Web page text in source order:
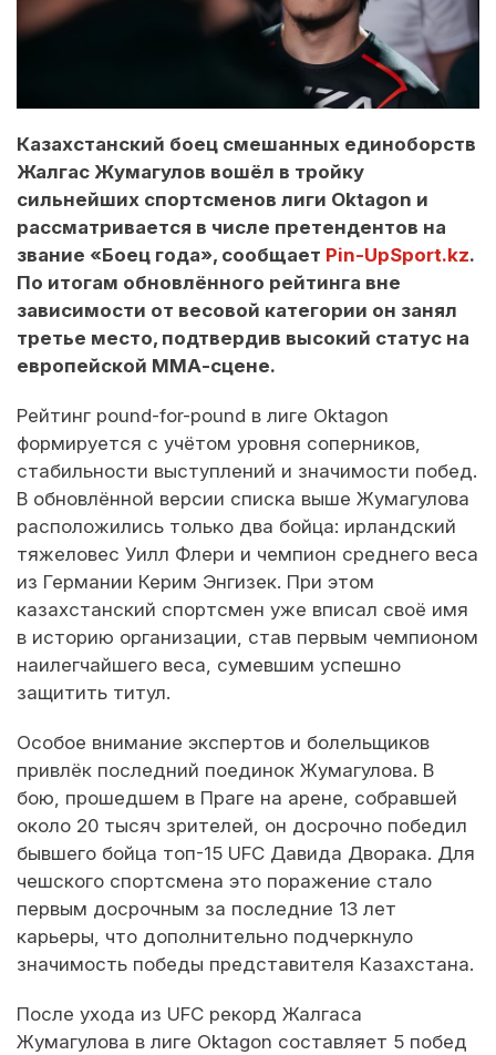
Казахстанский боец смешанных единоборств
Жалгас Жумагулов вошёл в тройку
сильнейших спортсменов лиги Oktagon и
рассматривается в числе претендентов на
звание «Боец года», сообщает Pin-UpSport.kz.
По итогам обновлённого рейтинга вне
зависимости от весовой категории он занял
третье место, подтвердив высокий статус на
европейской ММА-сцене.
Рейтинг pound-for-pound в лиге Oktagon
формируется с учётом уровня соперников,
стабильности выступлений и значимости побед.
В обновлённой версии списка выше Жумагулова
расположились только два бойца: ирландский
тяжеловес Уилл Флери и чемпион среднего веса
из Германии Керим Энгизек. При этом
казахстанский спортсмен уже вписал своё имя
в историю организации, став первым чемпионом
наилегчайшего веса, сумевшим успешно
защитить титул.
Особое внимание экспертов и болельщиков
привлёк последний поединок Жумагулова. В
бою, прошедшем в Праге на арене, собравшей
около 20 тысяч зрителей, он досрочно победил
бывшего бойца топ-15 UFC Давида Дворака. Для
чешского спортсмена это поражение стало
первым досрочным за последние 13 лет
карьеры, что дополнительно подчеркнуло
значимость победы представителя Казахстана.
После ухода из UFC рекорд Жалгаса
Жумагулова в лиге Oktagon составляет 5 побед